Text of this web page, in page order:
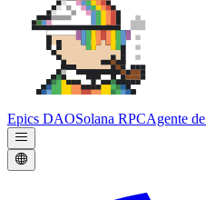
Epics DAOSolana RPCAgente